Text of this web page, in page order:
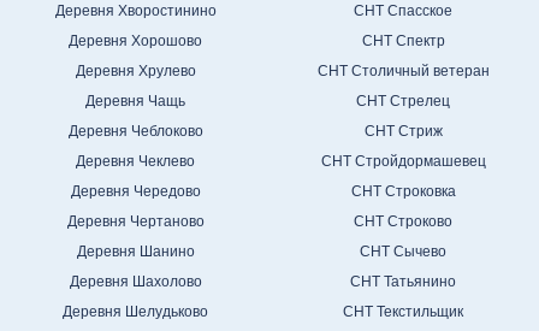
Деревня Хворостинино
Деревня Хорошово
Деревня Хрулево
Деревня Чащь
Деревня Чеблоково
Деревня Чеклево
Деревня Чередово
Деревня Чертаново
Деревня Шанино
Деревня Шахолово
Деревня Шелудьково
СНТ Спасское
СНТ Спектр
СНТ Столичный ветеран
СНТ Стрелец
СНТ Стриж
СНТ Стройдормашевец
СНТ Строковка
СНТ Строково
СНТ Сычево
СНТ Татьянино
СНТ Текстильщик